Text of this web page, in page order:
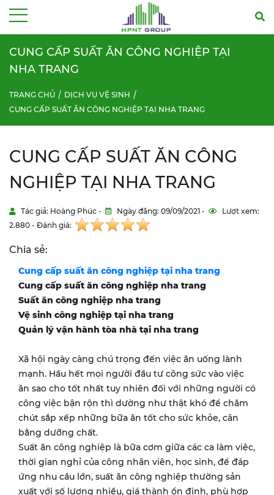
CUNG CẤP SUẤT ĂN CÔNG NGHIỆP TẠI
NHA TRANG
TRANG CHỦ
DỊCH VỤ VỆ SINH
CUNG CẤP SUẤT ĂN CÔNG NGHIỆP TẠI NHA TRANG
CUNG CẤP SUẤT ĂN CÔNG
NGHIỆP TẠI NHA TRANG
Tác giả: Hoàng Phúc - Ngày đăng: 09/09/2021 -
Lượt xem:
2.880 - Đánh giá:
Chia sẻ:
Cung cấp suất ăn công nghiệp tại nha trang
Cung cấp suất ăn công nghiệp nha trang
Suất ăn công nghiệp nha trang
Vệ sinh công nghiệp tại nha trang
Quản lý vận hành tòa nhà tại nha trang
Xã hội ngày càng chú trọng đến việc ăn uống lành
mạnh. Hầu hết mọi người đầu tư công sức vào việc
ăn sao cho tốt nhất tuy nhiên đối với những người có
công việc bận rộn thì dường như thật khó để chăm
chút sắp xếp những bữa ăn tốt cho sức khỏe, cân
bằng dưỡng chất.
Suất ăn công nghiệp là bữa cơm giữa các ca làm việc,
thời gian nghỉ của công nhân viên, học sinh, để đáp
ứng nhu cầu lớn, suất ăn công nghiệp thường sản
xuất với số lượng nhiều, giá thành ổn định, phù hợp